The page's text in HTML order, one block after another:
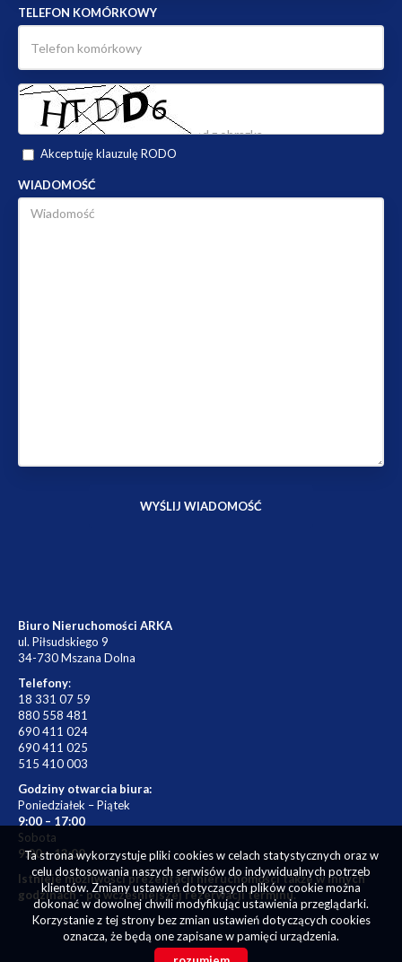
TELEFON KOMÓRKOWY
Akceptuję klauzulę RODO
WIADOMOŚĆ
Biuro Nieruchomości ARKA
ul. Piłsudskiego 9
34-730 Mszana Dolna
Telefony:
18 331 07 59
880 558 481
690 411 024
690 411 025
515 410 003
Godziny otwarcia biura:
Poniedziałek – Piątek
9:00 – 17:00
Sobota
9:00 – 13:00
Istnieje możliwości prezentacji nieruchomości także w innych
godzinach - po wcześniejszej rezerwacji terminu.
Ta strona wykorzystuje pliki cookies w celach statystycznych oraz w
celu dostosowania naszych serwisów do indywidualnych potrzeb
klientów. Zmiany ustawień dotyczących plików cookie można
dokonać w dowolnej chwili modyfikując ustawienia przeglądarki.
Korzystanie z tej strony bez zmian ustawień dotyczących cookies
oznacza, że będą one zapisane w pamięci urządzenia.